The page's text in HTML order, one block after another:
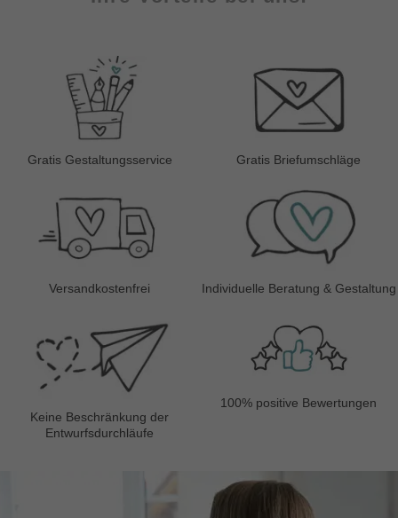
Gratis Gestaltungsservice Gratis Briefumschläge
Versandkostenfrei Individuelle Beratung & Gestaltung
Keine Beschränkung der
Entwurfsdurchläufe
100% positive Bewertungen